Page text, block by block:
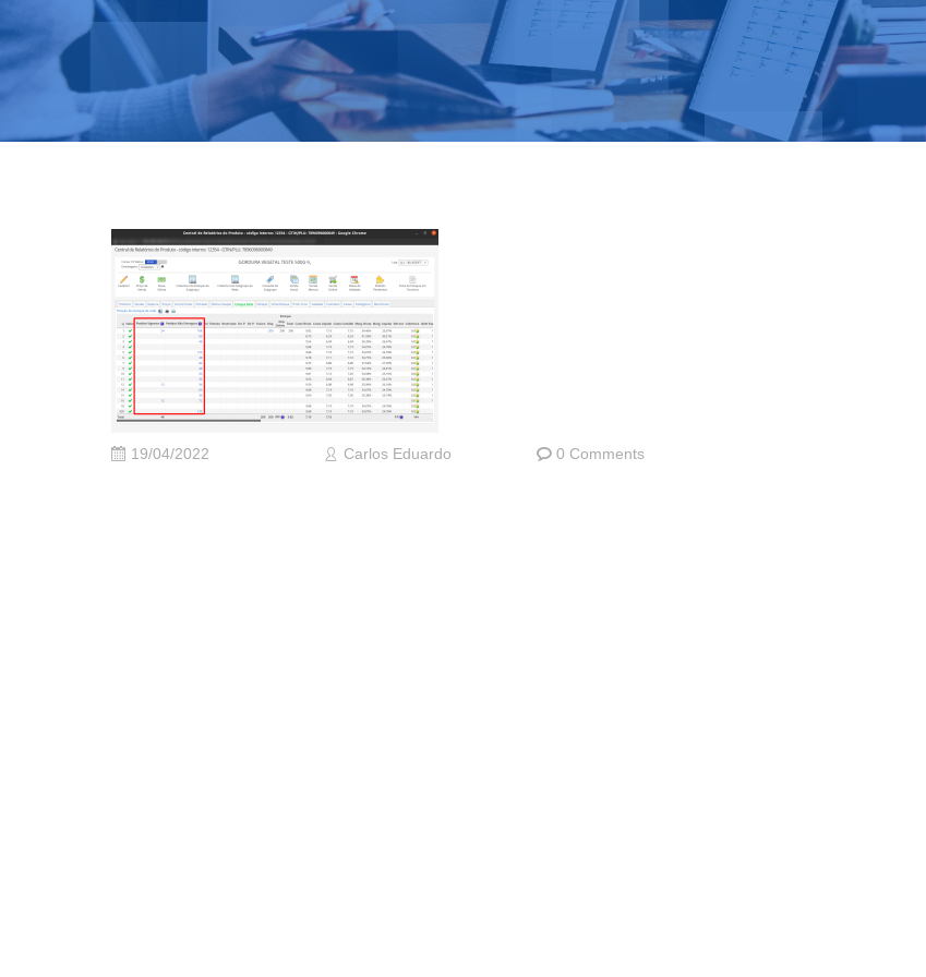
19/04/2022 Carlos Eduardo 0 Comments